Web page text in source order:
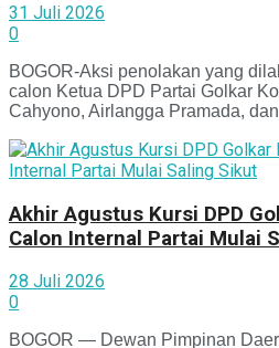
31 Juli 2026
0
BOGOR-Aksi penolakan yang
calon Ketua DPD Partai Golkar
Cahyono, Airlangga Pramada,
Akhir Agustus Kursi DPD
Calon Internal Partai Mulai
28 Juli 2026
0
BOGOR — Dewan Pimpinan